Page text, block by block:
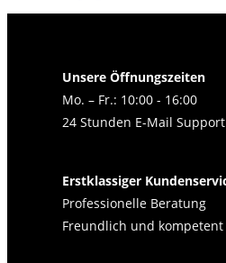
Unsere Öffnungszeiten
Mo. – Fr.: 10:00 - 16:00
24 Stunden E-Mail Support
Erstklassiger
Professionelle Beratung
Freundlich und kompetent